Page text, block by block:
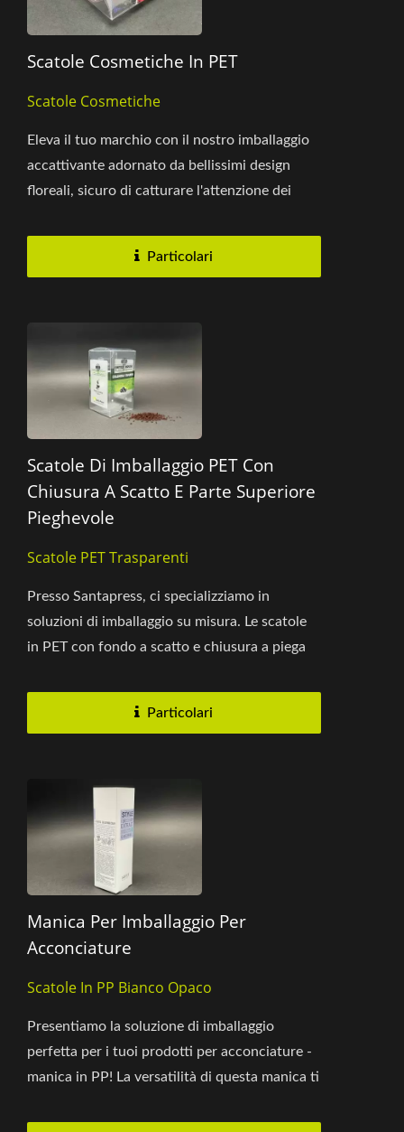
Scatole Cosmetiche In PET
Scatole Cosmetiche
Eleva il tuo marchio con il nostro imballaggio
accattivante adornato da bellissimi design
floreali, sicuro di catturare l'attenzione dei
Particolari
Scatole Di Imballaggio PET Con
Chiusura A Scatto E Parte Superiore
Pieghevole
Scatole PET Trasparenti
Presso Santapress, ci specializziamo in
soluzioni di imballaggio su misura. Le scatole
in PET con fondo a scatto e chiusura a piega
Particolari
Manica Per Imballaggio Per
Acconciature
Scatole In PP Bianco Opaco
Presentiamo la soluzione di imballaggio
perfetta per i tuoi prodotti per acconciature -
manica in PP! La versatilità di questa manica ti